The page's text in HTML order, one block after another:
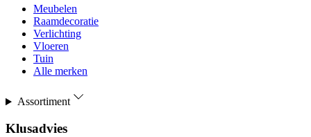
Meubelen
Raamdecoratie
Verlichting
Vloeren
Tuin
Alle merken
Assortiment
Klusadvies